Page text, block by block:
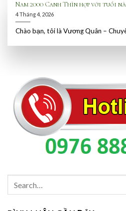
Nam 2000 Canh Thìn hợp với tuổi
4 Tháng 4, 2026
Chào bạn, tôi là Vương Quân –